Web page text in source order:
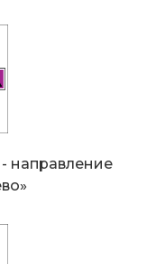
направление